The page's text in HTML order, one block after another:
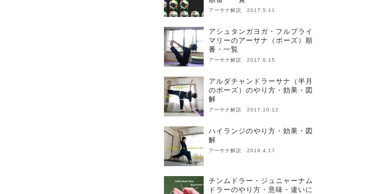
アーサナ解説 2017.5.11
アシュタンガヨガ・フルプライ
マリーのアーサナ（ポーズ）順
番・一覧
アーサナ解説 2017.8.15
アルダチャンドラーサナ（半月
のポーズ）のやり方・効果・図
解
アーサナ解説 2017.10.12
ハイランジのやり方・効果・図
解
アーサナ解説 2019.4.17
チンムドラー・ジュニャーナム
ドラーのやり方・意味・違いに